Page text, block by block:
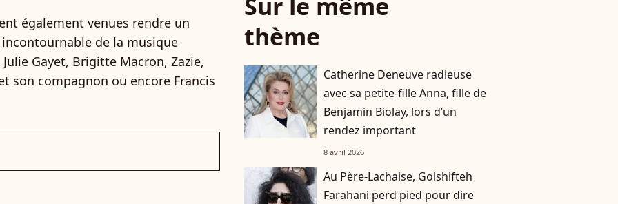
également venues rendre un
de la musique
Gayet, Brigitte Macron, Zazie,
son compagnon ou encore Francis
thème
Catherine Deneuve radieuse
avec sa petite-fille Anna, fille de
Benjamin Biolay, lors d’un
rendez important
8 avril 2026
Au Père-Lachaise, Golshifteh
Farahani perd pied pour dire